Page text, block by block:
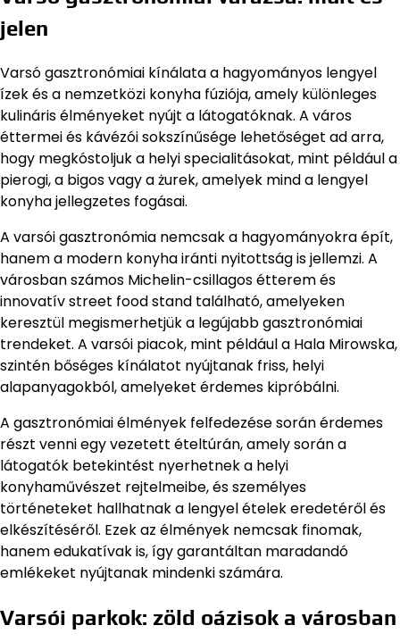
jelen
Varsó gasztronómiai kínálata a hagyományos lengyel
ízek és a nemzetközi konyha fúziója, amely különleges
kulináris élményeket nyújt a látogatóknak. A város
éttermei és kávézói sokszínűsége lehetőséget ad arra,
hogy megkóstoljuk a helyi specialitásokat, mint például a
pierogi, a bigos vagy a żurek, amelyek mind a lengyel
konyha jellegzetes fogásai.
A varsói gasztronómia nemcsak a hagyományokra épít,
hanem a modern konyha iránti nyitottság is jellemzi. A
városban számos Michelin-csillagos étterem és
innovatív street food stand található, amelyeken
keresztül megismerhetjük a legújabb gasztronómiai
trendeket. A varsói piacok, mint például a Hala Mirowska,
szintén bőséges kínálatot nyújtanak friss, helyi
alapanyagokból, amelyeket érdemes kipróbálni.
A gasztronómiai élmények felfedezése során érdemes
részt venni egy vezetett ételtúrán, amely során a
látogatók betekintést nyerhetnek a helyi
konyhaművészet rejtelmeibe, és személyes
történeteket hallhatnak a lengyel ételek eredetéről és
elkészítéséről. Ezek az élmények nemcsak finomak,
hanem edukatívak is, így garantáltan maradandó
emlékeket nyújtanak mindenki számára.
Varsói parkok: zöld oázisok a városban